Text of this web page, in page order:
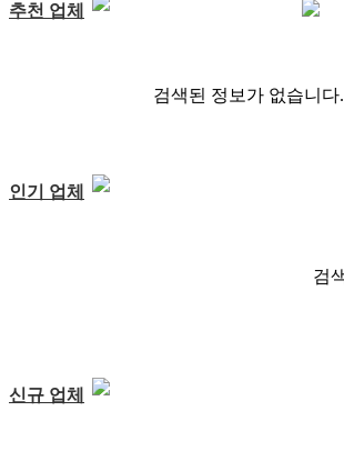
추천 업체
검색된 정보가 없습니다.
인기 업체
검
신규 업체